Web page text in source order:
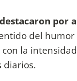
por
del
la
diarios.